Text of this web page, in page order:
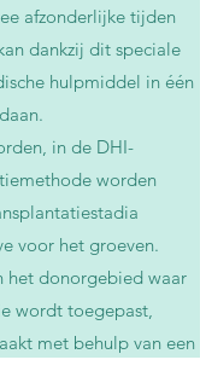
afzonderlijke tijden
dankzij dit speciale
hulpmiddel in één
in de DHI-
worden
voor het groeven.
het donorgebied waar
wordt toegepast,
met behulp van een